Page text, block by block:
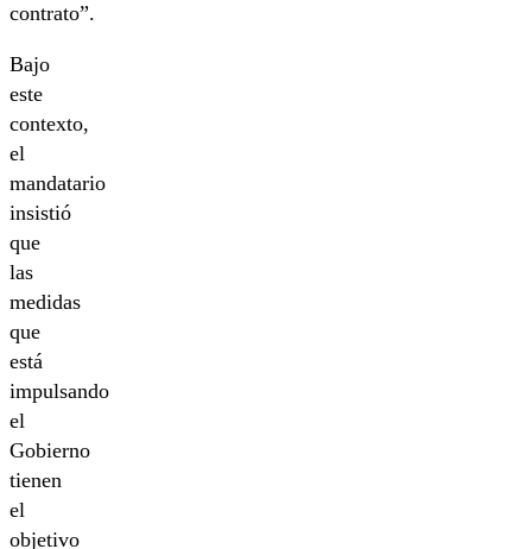
contrato”.
Bajo
este
contexto,
el
mandatario
insistió
que
las
medidas
que
está
impulsando
el
Gobierno
tienen
el
objetivo